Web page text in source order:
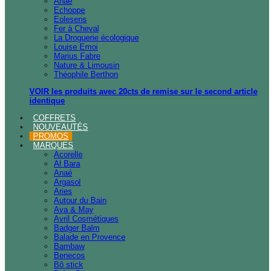
Echoppe
Eolesens
Fer à Cheval
La Droguerie écologique
Louise Emoi
Marius Fabre
Nature & Limousin
Théophile Berthon
VOIR les produits avec 20cts de remise sur le second article
identique
COFFRETS
NOUVEAUTÉS
PROMOS
MARQUES
Acorelle
Al Bara
Anaé
Argasol
Aries
Autour du Bain
Ava & May
Avril Cosmétiques
Badger Balm
Balade en Provence
Bambaw
Benecos
Bô stick